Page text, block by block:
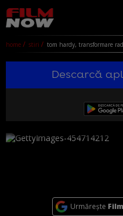
home stiri tom hardy, transformare
Descarcă
Urmărește